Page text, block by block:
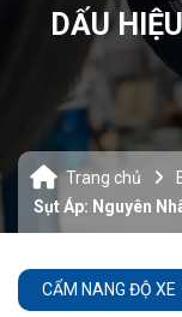
DẤU
Trang chủ
Sụt Áp: Nguyên
CẨM NANG ĐỘ XE